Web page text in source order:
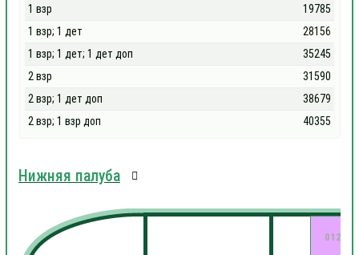
1 взр
19785
1 взр; 1 дет
28156
1 взр; 1 дет; 1 дет доп
35245
2 взр
31590
2 взр; 1 дет доп
38679
2 взр; 1 взр доп
40355
Нижняя палуба
012